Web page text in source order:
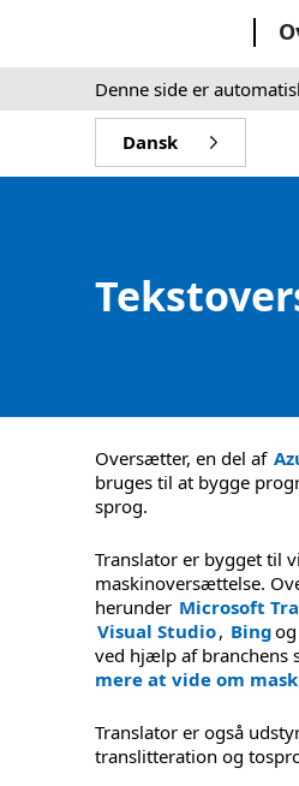
Denne side er
Dansk
Oversætter, en del af
bruges til at bygge
sprog.
Translator er bygget til
maskinoversættelse.
herunder Microsoft
Visual Studio, Bingog
ved hjælp af branchens
mere at vide om
Translator er også
translitteration og